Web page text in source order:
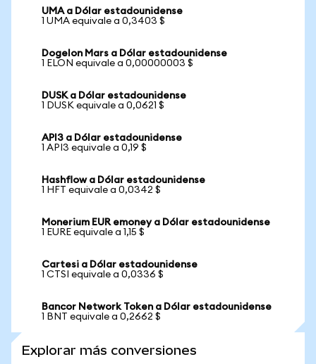
UMA a Dólar estadounidense
1 UMA equivale a 0,3403 $
Dogelon Mars a Dólar estadounidense
1 ELON equivale a 0,00000003 $
DUSK a Dólar estadounidense
1 DUSK equivale a 0,0621 $
API3 a Dólar estadounidense
1 API3 equivale a 0,19 $
Hashflow a Dólar estadounidense
1 HFT equivale a 0,0342 $
Monerium EUR emoney a Dólar estadounidense
1 EURE equivale a 1,15 $
Cartesi a Dólar estadounidense
1 CTSI equivale a 0,0336 $
Bancor Network Token a Dólar estadounidense
1 BNT equivale a 0,2662 $
Explorar más conversiones